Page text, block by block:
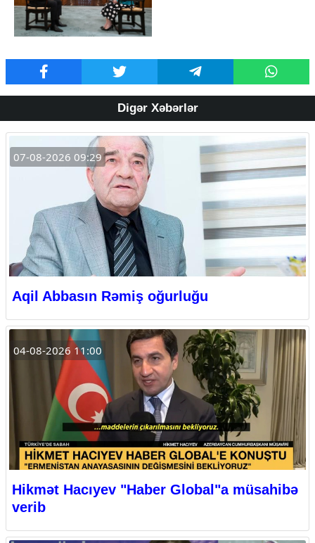
Digər Xəbərlər
07-08-2026 09:29
Aqil Abbasın Rəmiş oğurluğu
04-08-2026 11:00
Hikmət Hacıyev "Haber Global"a müsahibə
verib